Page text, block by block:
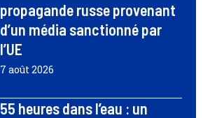
propagande russe provenant
d’un média sanctionné par
l’UE
7 août 2026
55 heures dans l’eau : un